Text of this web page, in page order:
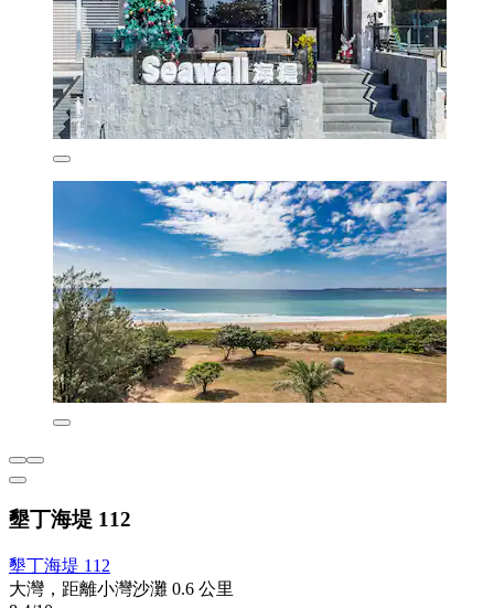
墾丁海堤 112
墾丁海堤 112
大灣，距離小灣沙灘 0.6 公里